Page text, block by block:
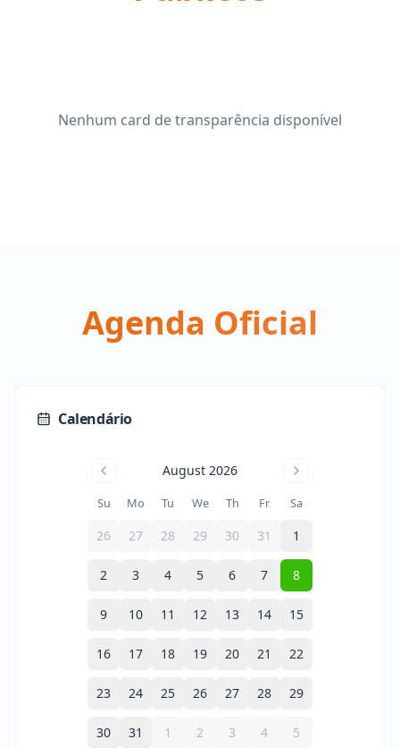
Nenhum card de transparência disponível
Agenda Oficial
Calendário
August 2026
Su Mo Tu We Th Fr Sa
26 27 28 29 30 31 1
2 3 4 5 6 7 8
9 10 11 12 13 14 15
16 17 18 19 20 21 22
23 24 25 26 27 28 29
30 31 1 2 3 4 5